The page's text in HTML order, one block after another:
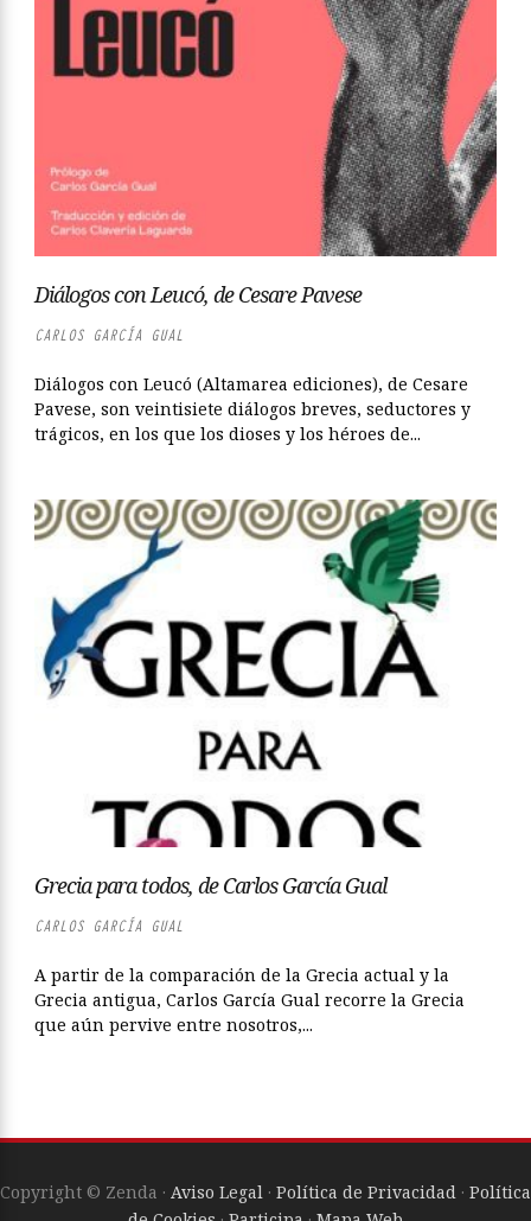
Diálogos con Leucó, de Cesare Pavese
CARLOS GARCÍA GUAL
Diálogos con Leucó (Altamarea ediciones), de Cesare
Pavese, son veintisiete diálogos breves, seductores y
trágicos, en los que los dioses y los héroes de...
Grecia para todos, de Carlos García Gual
CARLOS GARCÍA GUAL
A partir de la comparación de la Grecia actual y la
Grecia antigua, Carlos García Gual recorre la Grecia
que aún pervive entre nosotros,...
Copyright © Zenda · Aviso Legal · Política de Privacidad · Política